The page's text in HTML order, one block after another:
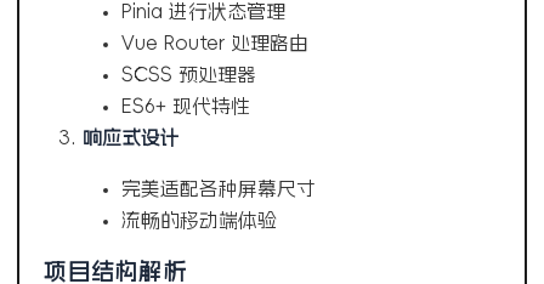
Pinia 进行状态管理
Vue Router 处理路由
SCSS 预处理器
ES6+ 现代特性
响应式设计
完美适配各种屏幕尺寸
流畅的移动端体验
项目结构解析